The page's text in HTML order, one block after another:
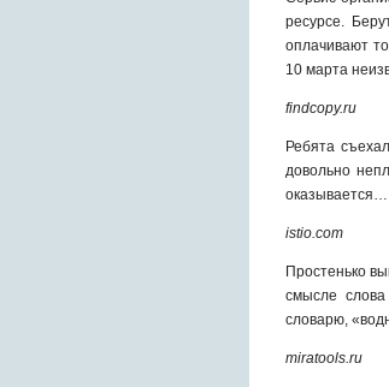
ресурсе.
оплачивают
10 марта
findcopy.ru
Ребята
довольно
istio.com
Простенько
смысле
словарю,
miratools.ru